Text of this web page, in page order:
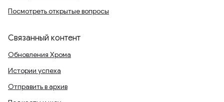
Посмотреть открытые вопросы
Связанный контент
Обновления Хрома
Истории успеха
Отправить в архив